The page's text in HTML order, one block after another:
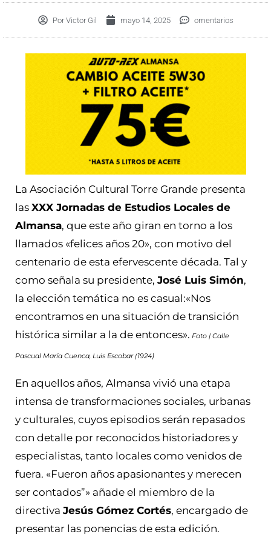
PorVictor Gil mayo 14, 2025 omentarios
La Asociación Cultural Torre Grande presenta
las XXX Jornadas de Estudios Locales de
Almansa, que este año giran en torno a los
llamados «felices años 20», con motivo del
centenario de esta efervescente década. Tal y
como señala su presidente, José Luis Simón,
la elección temática no es casual:«Nos
encontramos en una situación de transición
histórica similar a la de entonces». Foto | Calle
Pascual María Cuenca, Luis Escobar (1924)
En aquellos años, Almansa vivió una etapa
intensa de transformaciones sociales, urbanas
y culturales, cuyos episodios serán repasados
con detalle por reconocidos historiadores y
especialistas, tanto locales como venidos de
fuera. «Fueron años apasionantes y merecen
ser contados”» añade el miembro de la
directiva Jesús Gómez Cortés, encargado de
presentar las ponencias de esta edición.